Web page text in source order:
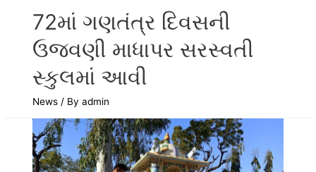
72માં ગણતંત્ર દિવસની
ઉજવણી માધાપર સરસ્વતી
સ્કુલમાં આવી
News / Byadmin